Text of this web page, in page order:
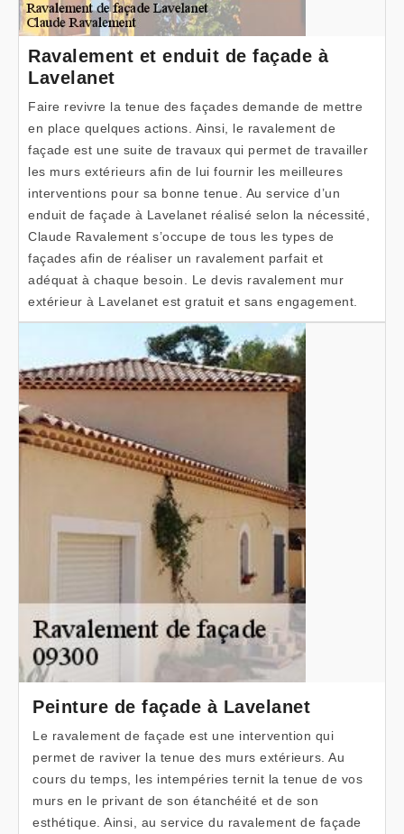
Ravalement et enduit de façade à
Lavelanet
Faire revivre la tenue des façades demande de mettre
en place quelques actions. Ainsi, le ravalement de
façade est une suite de travaux qui permet de travailler
les murs extérieurs afin de lui fournir les meilleures
interventions pour sa bonne tenue. Au service d’un
enduit de façade à Lavelanet réalisé selon la nécessité,
Claude Ravalement s’occupe de tous les types de
façades afin de réaliser un ravalement parfait et
adéquat à chaque besoin. Le devis ravalement mur
extérieur à Lavelanet est gratuit et sans engagement.
Peinture de façade à Lavelanet
Le ravalement de façade est une intervention qui
permet de raviver la tenue des murs extérieurs. Au
cours du temps, les intempéries ternit la tenue de vos
murs en le privant de son étanchéité et de son
esthétique. Ainsi, au service du ravalement de façade